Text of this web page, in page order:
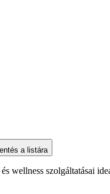
a listára
szolgáltatásai